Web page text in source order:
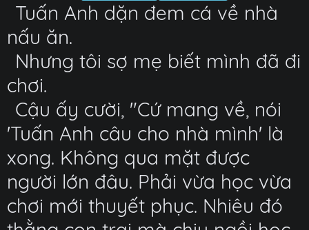
Tuấn Anh dặn đem cá về nhà
nấu ăn.
Nhưng tôi sợ mẹ biết mình đã đi
chơi.
Cậu ấy cười, "Cứ mang về, nói
'Tuấn Anh câu cho nhà mình' là
xong. Không qua mặt được
người lớn đâu. Phải vừa học vừa
chơi mới thuyết phục. Nhiêu đó